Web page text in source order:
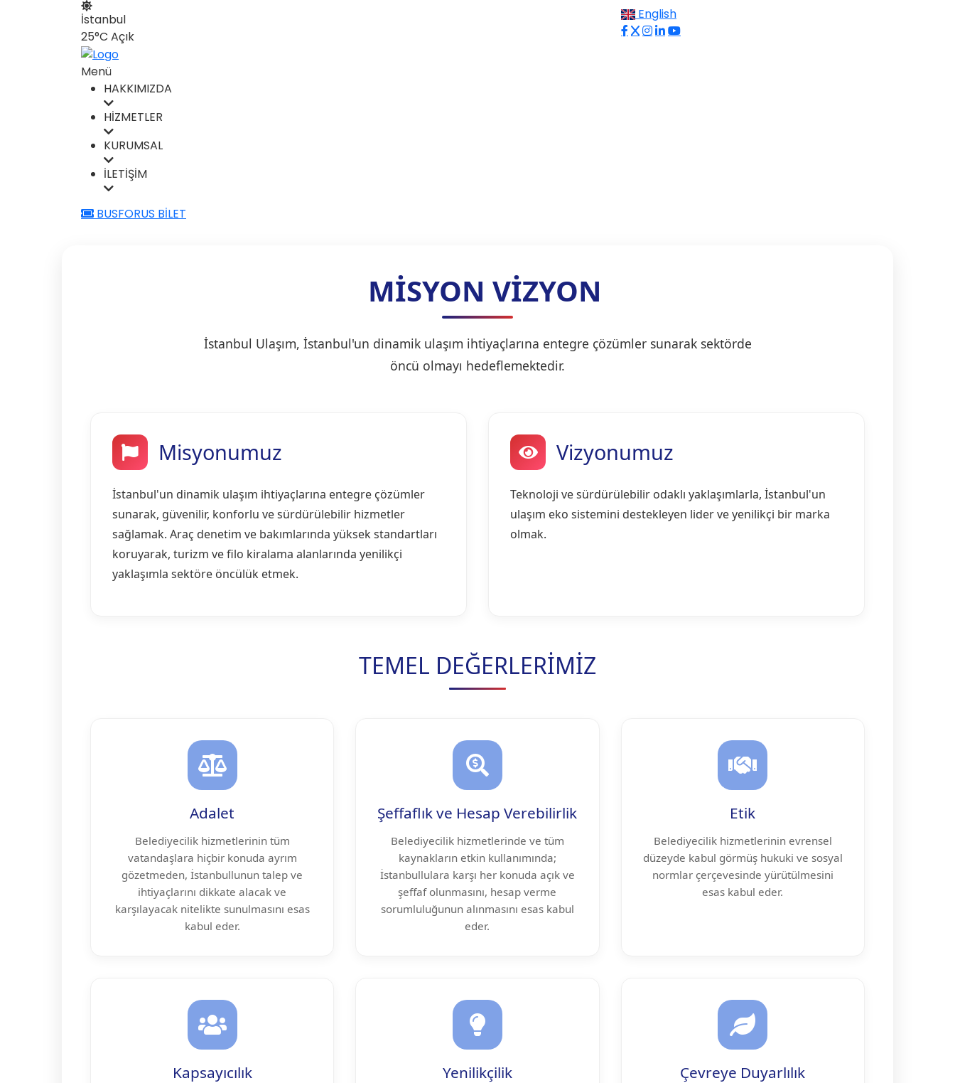
İstanbul
25°C Açık
English
Menü
HAKKIMIZDA
HİZMETLER
KURUMSAL
İLETİŞİM
BUSFORUS BİLET
MİSYON VİZYON
İstanbul Ulaşım, İstanbul'un dinamik ulaşım ihtiyaçlarına entegre çözümler sunarak sektörde
öncü olmayı hedeflemektedir.
Misyonumuz
İstanbul'un dinamik ulaşım ihtiyaçlarına entegre çözümler
sunarak, güvenilir, konforlu ve sürdürülebilir hizmetler
sağlamak. Araç denetim ve bakımlarında yüksek standartları
koruyarak, turizm ve filo kiralama alanlarında yenilikçi
yaklaşımla sektöre öncülük etmek.
Vizyonumuz
Teknoloji ve sürdürülebilir odaklı yaklaşımlarla, İstanbul'un
ulaşım eko sistemini destekleyen lider ve yenilikçi bir marka
olmak.
TEMEL DEĞERLERİMİZ
Adalet
Belediyecilik hizmetlerinin tüm
vatandaşlara hiçbir konuda ayrım
gözetmeden, İstanbullunun talep ve
ihtiyaçlarını dikkate alacak ve
karşılayacak nitelikte sunulmasını esas
kabul eder.
Şeffaflık ve Hesap Verebilirlik
Belediyecilik hizmetlerinde ve tüm
kaynakların etkin kullanımında;
İstanbullulara karşı her konuda açık ve
şeffaf olunmasını, hesap verme
sorumluluğunun alınmasını esas kabul
eder.
Etik
Belediyecilik hizmetlerinin evrensel
düzeyde kabul görmüş hukuki ve sosyal
normlar çerçevesinde yürütülmesini
esas kabul eder.
Kapsayıcılık Yenilikçilik Çevreye Duyarlılık